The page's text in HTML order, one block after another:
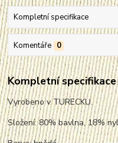
Kompletní specifikace
Komentáře 0
Kompletní specifikace
Vyrobeno v TURECKU.
Složení: 80% bavlna, 18%